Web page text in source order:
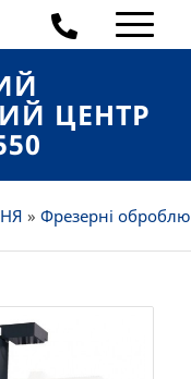
ЦЕНТР
»Фрезерні